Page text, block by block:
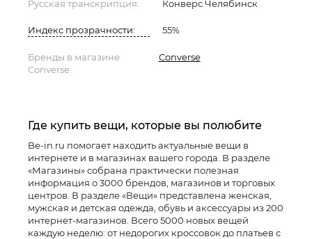
Русская транскрипция: Конверс Челябинск
Индекс прозрачности: 55%
Бренды в магазине
Converse:
Converse
Где купить вещи, которые вы полюбите
Be-in.ru помогает находить актуальные вещи в
интернете и в магазинах вашего города. В разделе
«Магазины» собрана практически полезная
информация о 3000 брендов, магазинов и торговых
центров. В разделе «Вещи» представлена женская,
мужская и детская одежда, обувь и аксессуары из 200
интернет-магазинов. Всего 5000 новых вещей
каждую неделю: от недорогих кроссовок до платьев с